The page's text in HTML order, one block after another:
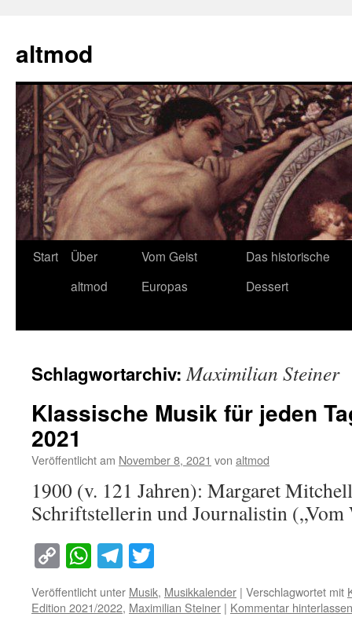
springen
altmod
Start
Über
altmod
Vom Geist
Europas
Das historische
Dessert
Schlagwortarchiv:Maximilian Steiner
Klassische Musik für jeden
2021
Veröffentlicht am November 8, 2021 von altmod
1900 (v. 121 Jahren): Margaret
Schriftstellerin und Journalistin („Vom
Copy
Link
WhatsApp
Telegram
Veröffentlicht unter Musik, Musikkalender | Verschlagwortet mit
Edition 2021/2022, Maximilian Steiner | Kommentar hinterlassen